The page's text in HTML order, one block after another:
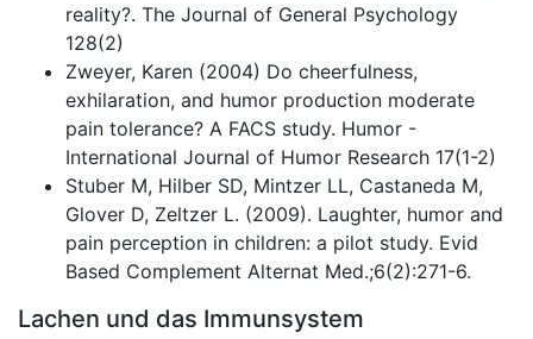
reality?. The Journal of General Psychology
128(2)
Zweyer, Karen (2004) Do cheerfulness,
exhilaration, and humor production moderate
pain tolerance? A FACS study. Humor -
International Journal of Humor Research 17(1-2)
Stuber M, Hilber SD, Mintzer LL, Castaneda M,
Glover D, Zeltzer L. (2009). Laughter, humor and
pain perception in children: a pilot study. Evid
Based Complement Alternat Med.;6(2):271-6.
Lachen und das Immunsystem